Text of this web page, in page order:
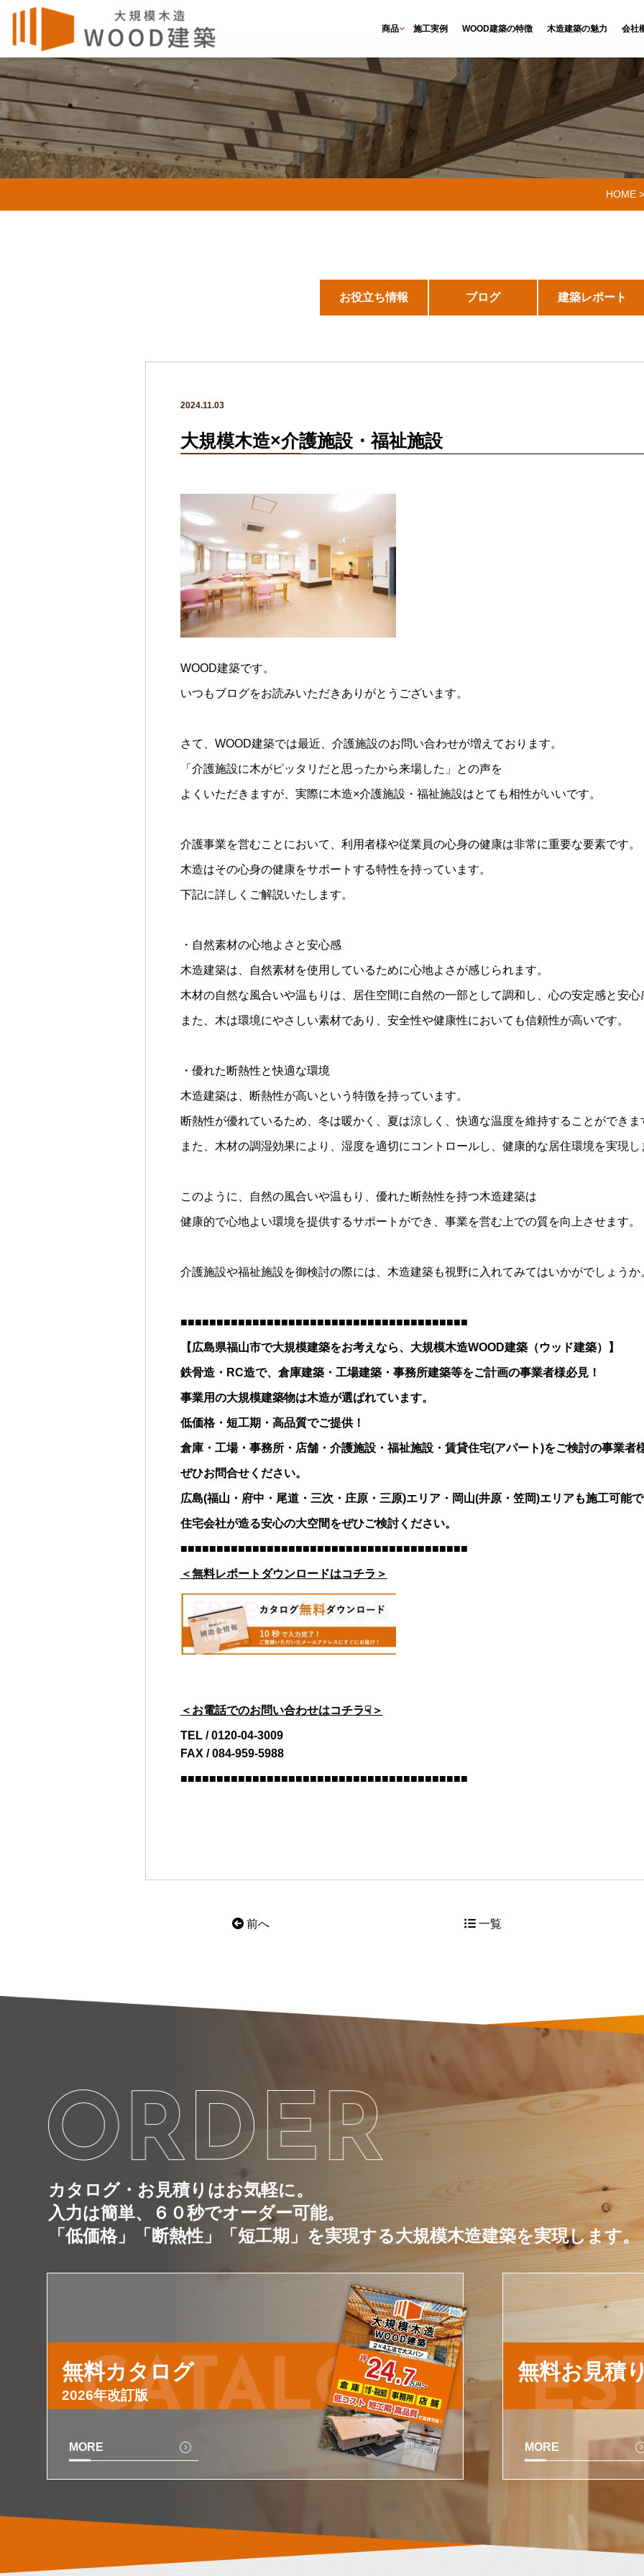
商品 施工実例 WOOD建築の特徴 木造建築の魅力 会社
HOME
お役立ち情報 ブログ 建築レポート
2024.11.03
大規模木造×介護施設・福祉施設
WOOD建築です。
いつもブログをお読みいただきありがとうございます。
さて、WOOD建築では最近、介護施設のお問い合わせが増えております。
「介護施設に木がピッタリだと思ったから来場した」との声を
よくいただきますが、実際に木造×介護施設・福祉施設はとても相性がいいです。
介護事業を営むことにおいて、利用者様や従業員の心身の健康は非常に重要な要素です。
木造はその心身の健康をサポートする特性を持っています。
下記に詳しくご解説いたします。
・自然素材の心地よさと安心感
木造建築は、自然素材を使用しているために心地よさが感じられます。
木材の自然な風合いや温もりは、居住空間に自然の一部として調和し、心の安定感と安
また、木は環境にやさしい素材であり、安全性や健康性においても信頼性が高いです。
・優れた断熱性と快適な環境
木造建築は、断熱性が高いという特徴を持っています。
断熱性が優れているため、冬は暖かく、夏は涼しく、快適な温度を維持することができま
また、木材の調湿効果により、湿度を適切にコントロールし、健康的な居住環境を実現し
このように、自然の風合いや温もり、優れた断熱性を持つ木造建築は
健康的で心地よい環境を提供するサポートができ、事業を営む上での質を向上させます。
介護施設や福祉施設を御検討の際には、木造建築も視野に入れてみてはいかがでしょうか
■■■■■■■■■■■■■■■■■■■■■■■■■■■■■■■■■■■■■■■■
【広島県福山市で大規模建築をお考えなら、大規模木造WOOD建築（ウッド建築）】
鉄骨造・RC造で、倉庫建築・工場建築・事務所建築等をご計画の事業者様必見！
事業用の大規模建築物は木造が選ばれています。
低価格・短工期・高品質でご提供！
倉庫・工場・事務所・店舗・介護施設・福祉施設・賃貸住宅(アパート)をご検討の事業者
ぜひお問合せください。
広島(福山・府中・尾道・三次・庄原・三原)エリア・岡山(井原・笠岡)エリアも施工可能
住宅会社が造る安心の大空間をぜひご検討ください。
■■■■■■■■■■■■■■■■■■■■■■■■■■■■■■■■■■■■■■■■
＜無料レポートダウンロードはコチラ＞
＜お電話でのお問い合わせはコチラ☟＞
TEL / 0120-04-3009
FAX / 084-959-5988
■■■■■■■■■■■■■■■■■■■■■■■■■■■■■■■■■■■■■■■■
前へ 一覧
カタログ・お見積りはお気軽に。
入力は簡単、６０秒でオーダー可能。
「低価格」「断熱性」「短工期」を実現する大規模木造建築を実現します。
CATALOG
無料カタログ
2026年改訂版
MORE
無料お見積
MORE